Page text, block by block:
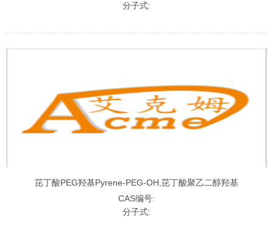
分子式:
芘丁酸PEG羟基Pyrene-PEG-OH,芘丁酸聚乙二醇羟基
CAS编号:
分子式: